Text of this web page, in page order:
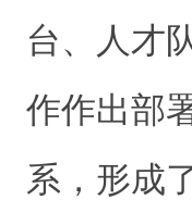
台、人才
作作出部
系，形成